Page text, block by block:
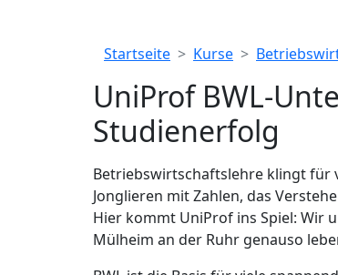
Breadcrumb
Startseite Kurse
UniProf BWL-
Studienerfolg
Betriebswirtschaftslehre klingt für
Jonglieren mit Zahlen, das
Hier kommt UniProf ins Spiel: Wir
Mülheim an der Ruhr genauso